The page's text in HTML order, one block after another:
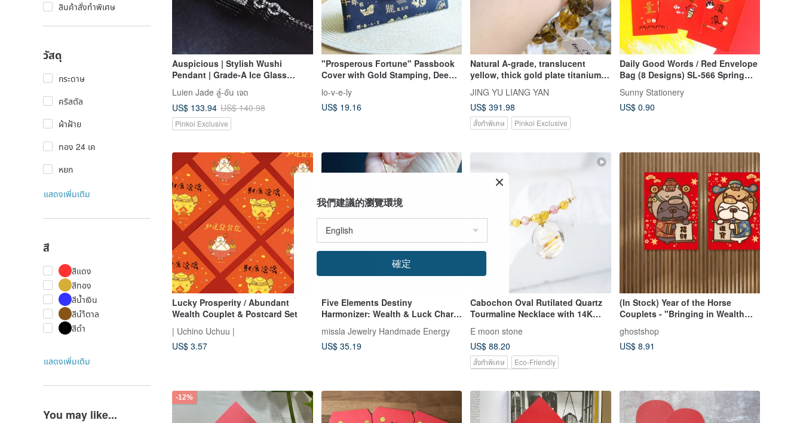
สินค้าสั่งทำพิเศษ
วัสดุ
กระดาษ
คริสตัล
ผ้าฝ้าย
ทอง 24 เค
หยก
แสดงเพิ่มเติม
สี
สีแดง
สีทอง
สีน้ำเงิน
สีนำ้ตาล
สีดำ
แสดงเพิ่มเติม
You may like...
Auspicious | Stylish Wushi
Pendant | Grade-A Ice Glass
Jadeite Wushi Pendant 10.2mm,
Sterling Silver Plated 18K Gold
Lavishly Inlaid Bracelet
Luien Jade ลู่-อัน เจด
US$ 133.94 US$ 140.98
Pinkoi Exclusive
"Prosperous Fortune" Passbook
Cover with Gold Stamping, Deep
Navy - Cash Pouch, Red Envelope
Holder
lo-v-e-ly
US$ 19.16
Natural A-grade, translucent
yellow, thick gold plate titanium
crystal, 9.5mm, 25.54g, with
mother ore to boost career, ward
off evil, and attract wealth.
JING YU LIANG YAN
US$ 391.98
สั่งทำพิเศษ Pinkoi Exclusive
Daily Good Words / Red Envelope
Bag (8 Designs) SL-566 Spring
Festival New Year Lunar New Year
Wealth Attraction
Sunny Stationery
US$ 0.90
Lucky Prosperity / Abundant
Wealth Couplet & Postcard Set
| Uchino Uchuu |
US$ 3.57
Five Elements Destiny
Harmonizer: Wealth & Luck Charm
Attracts Wealth, Wards Off
Negativity - Gift Mobile Strap
missla Jewelry Handmade Energy
US$ 35.19
Cabochon Oval Rutilated Quartz
Tourmaline Necklace with 14K
Choice for Wealth Attraction
E moon stone
US$ 88.20
สั่งทำพิเศษ
Eco-Friendly
(In Stock) Year of the Horse
Couplets - "Bringing in Wealth
ghostshop
US$ 8.91
-12%
我們建議的瀏覽環境
確定